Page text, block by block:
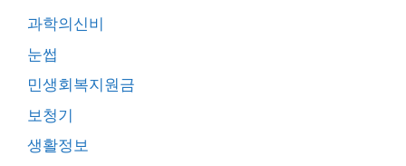
과학의신비
눈썹
민생회복지원금
보청기
생활정보